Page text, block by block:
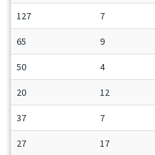
127 7
65 9
50 4
20 12
37 7
27 17